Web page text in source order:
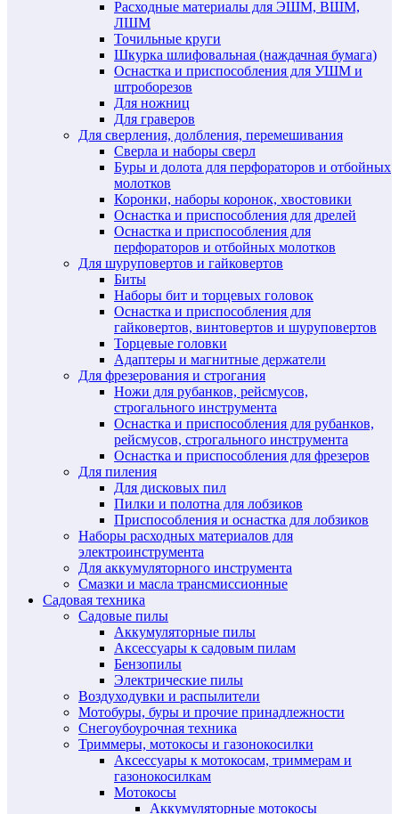
Расходные материалы для ЭШМ, ВШМ,
ЛШМ
Точильные круги
Шкурка шлифовальная (наждачная бумага)
Оснастка и приспособления для УШМ и
штроборезов
Для ножниц
Для граверов
Для сверления, долбления, перемешивания
Сверла и наборы сверл
Буры и долота для перфораторов и отбойных
молотков
Коронки, наборы коронок, хвостовики
Оснастка и приспособления для дрелей
Оснастка и приспособления для
перфораторов и отбойных молотков
Для шуруповертов и гайковертов
Биты
Наборы бит и торцевых головок
Оснастка и приспособления для
гайковертов, винтовертов и шуруповертов
Торцевые головки
Адаптеры и магнитные держатели
Для фрезерования и строгания
Ножи для рубанков, рейсмусов,
строгального инструмента
Оснастка и приспособления для рубанков,
рейсмусов, строгального инструмента
Оснастка и приспособления для фрезеров
Для пиления
Для дисковых пил
Пилки и полотна для лобзиков
Приспособления и оснастка для лобзиков
Наборы расходных материалов для
электроинструмента
Для аккумуляторного инструмента
Смазки и масла трансмиссионные
Садовая техника
Садовые пилы
Аккумуляторные пилы
Аксессуары к садовым пилам
Бензопилы
Электрические пилы
Воздуходувки и распылители
Мотобуры, буры и прочие принадлежности
Снегоубоурочная техника
Триммеры, мотокосы и газонокосилки
Аксессуары к мотокосам, триммерам и
газонокосилкам
Мотокосы
Аккумуляторные мотокосы